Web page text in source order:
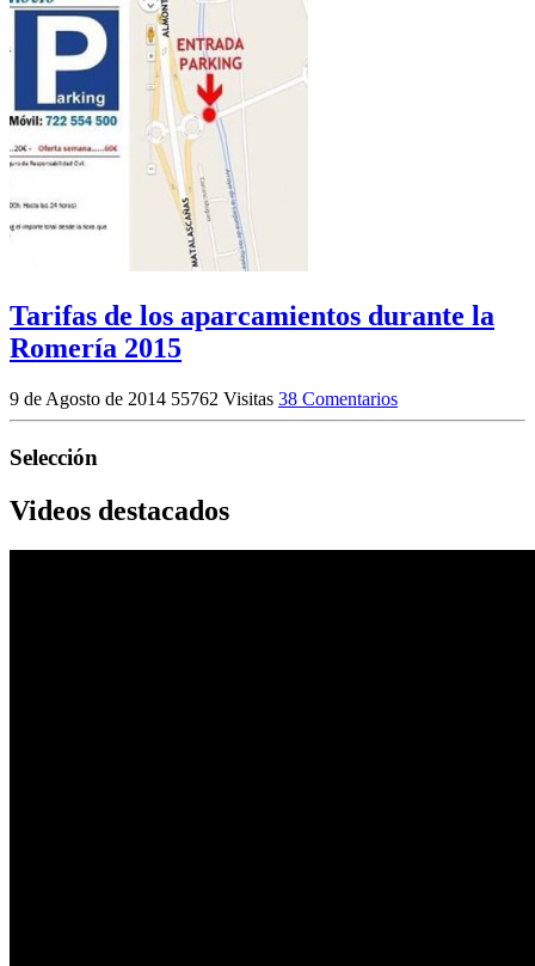
Tarifas de los aparcamientos durante la
Romería 2015
9 de Agosto de 2014 55762 Visitas 38 Comentarios
Selección
Videos destacados